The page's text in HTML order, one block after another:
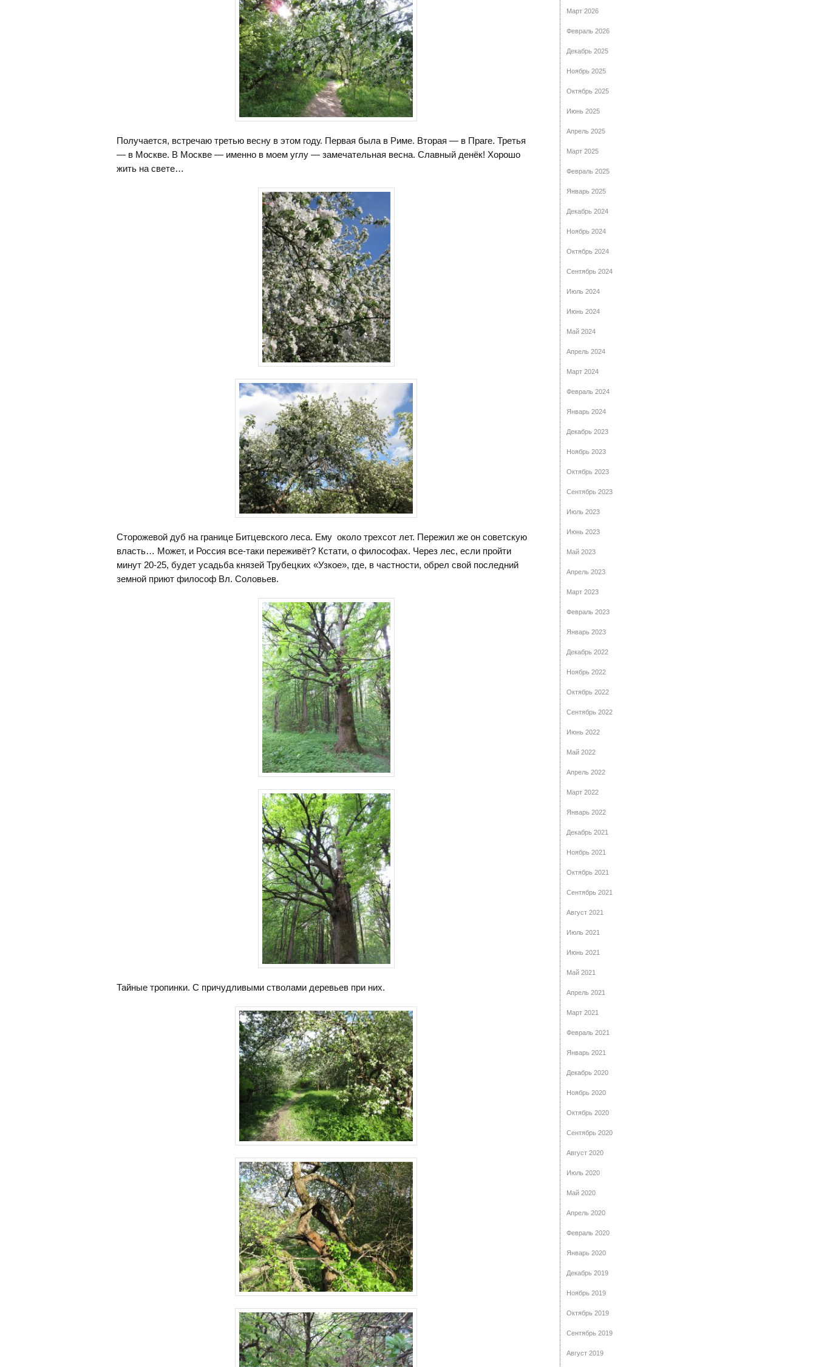
Получается, встречаю третью весну в этом году. Первая была в Риме. Вторая — в Праге. Третья
— в Москве. В Москве — именно в моем углу — замечательная весна. Славный денёк! Хорошо
жить на свете…
Сторожевой дуб на границе Битцевского леса. Ему около трехсот лет. Пережил же он советскую
власть… Может, и Россия все-таки переживёт? Кстати, о философах. Через лес, если пройти
минут 20-25, будет усадьба князей Трубецких «Узкое», где, в частности, обрел свой последний
земной приют философ Вл. Соловьев.
Тайные тропинки. С причудливыми стволами деревьев при них.
Март 2026
Февраль 2026
Декабрь 2025
Ноябрь 2025
Октябрь 2025
Июнь 2025
Апрель 2025
Март 2025
Февраль 2025
Январь 2025
Декабрь 2024
Ноябрь 2024
Октябрь 2024
Сентябрь 2024
Июль 2024
Июнь 2024
Май 2024
Апрель 2024
Март 2024
Февраль 2024
Январь 2024
Декабрь 2023
Ноябрь 2023
Октябрь 2023
Сентябрь 2023
Июль 2023
Июнь 2023
Май 2023
Апрель 2023
Март 2023
Февраль 2023
Январь 2023
Декабрь 2022
Ноябрь 2022
Октябрь 2022
Сентябрь 2022
Июнь 2022
Май 2022
Апрель 2022
Март 2022
Январь 2022
Декабрь 2021
Ноябрь 2021
Октябрь 2021
Сентябрь 2021
Август 2021
Июль 2021
Июнь 2021
Май 2021
Апрель 2021
Март 2021
Февраль 2021
Январь 2021
Декабрь 2020
Ноябрь 2020
Октябрь 2020
Сентябрь 2020
Август 2020
Июль 2020
Май 2020
Апрель 2020
Февраль 2020
Январь 2020
Декабрь 2019
Ноябрь 2019
Октябрь 2019
Сентябрь 2019
Август 2019